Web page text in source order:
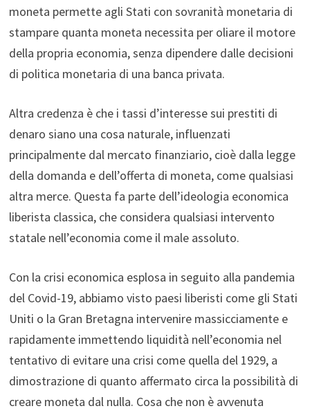
moneta permette agli Stati con sovranità monetaria di
stampare quanta moneta necessita per oliare il motore
della propria economia, senza dipendere dalle decisioni
di politica monetaria di una banca privata.
Altra credenza è che i tassi d’interesse sui prestiti di
denaro siano una cosa naturale, influenzati
principalmente dal mercato finanziario, cioè dalla legge
della domanda e dell’offerta di moneta, come qualsiasi
altra merce. Questa fa parte dell’ideologia economica
liberista classica, che considera qualsiasi intervento
statale nell’economia come il male assoluto.
Con la crisi economica esplosa in seguito alla pandemia
del Covid-19, abbiamo visto paesi liberisti come gli Stati
Uniti o la Gran Bretagna intervenire massicciamente e
rapidamente immettendo liquidità nell’economia nel
tentativo di evitare una crisi come quella del 1929, a
dimostrazione di quanto affermato circa la possibilità di
creare moneta dal nulla. Cosa che non è avvenuta